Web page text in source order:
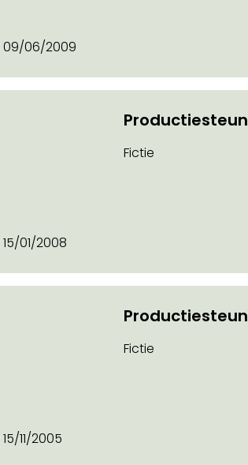
09/06/2009
Productiesteun
Fictie
15/01/2008
Productiesteun
Fictie
15/11/2005